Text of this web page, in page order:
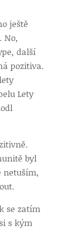
ještě
No,
další
pozitiva.
Lety
byl
netuším,
se zatím
s kým